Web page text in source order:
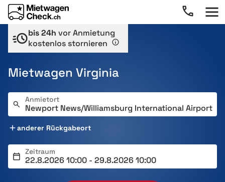
bis 24h vor Anmietung
kostenlos stornieren
Mietwagen Virginia
Anmietort
anderer Rückgabeort
Zeitraum